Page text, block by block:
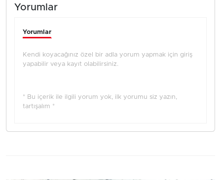
Yorumlar
Yorumlar
Kendi koyacağınız özel bir adla yorum yapmak için giriş
yapabilir veya kayıt olabilirsiniz.
* Bu içerik ile ilgili yorum yok, ilk yorumu siz yazın,
tartışalım *